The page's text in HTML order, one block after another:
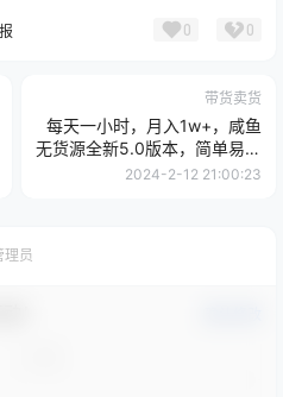
0 0
带货卖货
每天一小时，月入1w+，咸鱼
无货源全新5.0版本，简单易上
手，小白，宝妈...
2024-2-12 21:00:23
理员